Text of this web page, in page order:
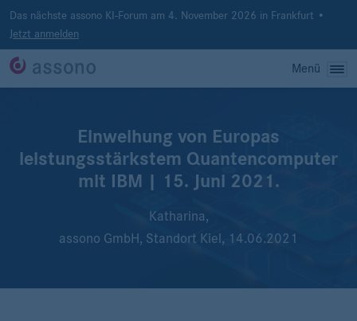
Das nächste assono KI-Forum am 4. November 2026 in Frankfurt •
Jetzt anmelden
Menü
Einweihung von Europas
leistungsstärkstem Quantencomputer
mit IBM | 15. Juni 2021.
Katharina,
assono GmbH, Standort Kiel, 14.06.2021